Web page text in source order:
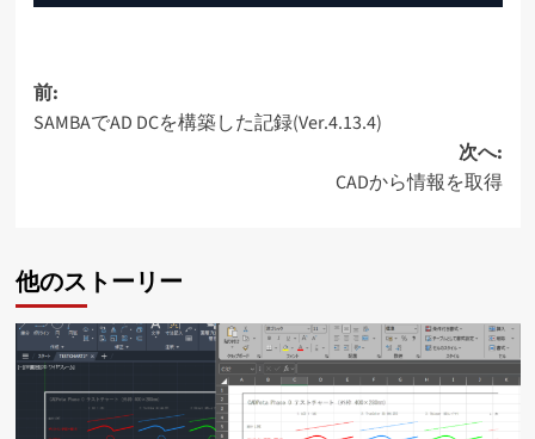
投
稿
ー
シ
ョ
ン
前:
SAMBAでAD DCを構築した記録(Ver.4.13.4)
次へ:
CADから情報を取得
他のストーリー